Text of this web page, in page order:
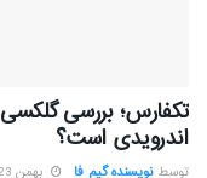
اندرویدی است؟
توسط نویسنده گیم فا بهمن 23, 1403